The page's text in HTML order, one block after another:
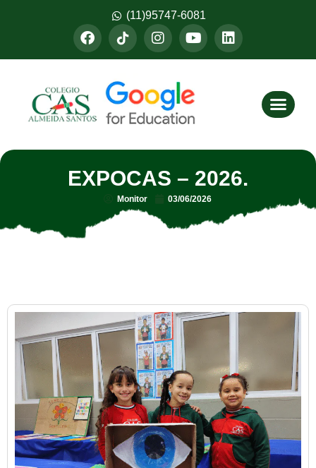
(11)95747-6081
EXPOCAS – 2026.
Monitor 03/06/2026